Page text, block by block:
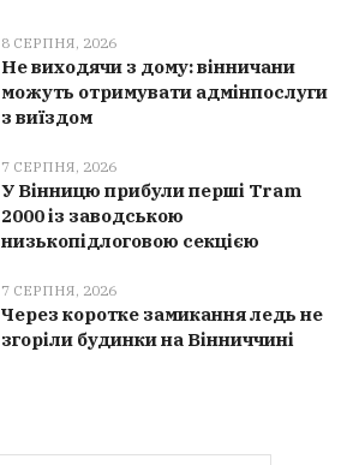
8 СЕРПНЯ, 2026
Не виходячи з дому: вінничани
можуть отримувати адмінпослуги
з виїздом
7 СЕРПНЯ, 2026
У Вінницю прибули перші Tram
2000 із заводською
низькопідлоговою секцією
7 СЕРПНЯ, 2026
Через коротке замикання ледь не
згоріли будинки на Вінниччині